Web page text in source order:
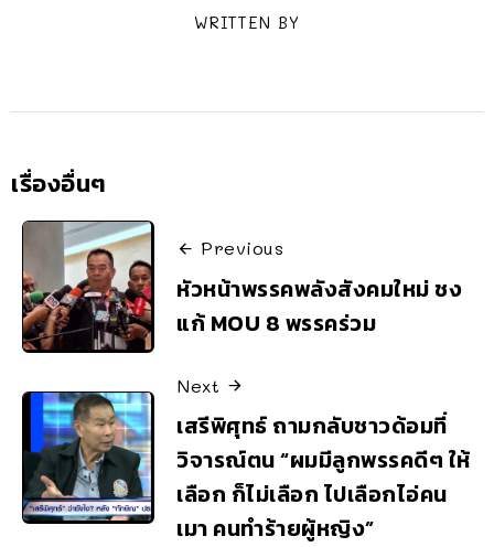
WRITTEN BY
เรื่องอื่นๆ
Previous
หัวหน้าพรรคพลังสังคมใหม่ ชง
แก้ MOU 8 พรรคร่วม
Next
เสรีพิศุทธ์ ถามกลับชาวด้อมที่
วิจารณ์ตน “ผมมีลูกพรรคดีๆ ให้
เลือก ก็ไม่เลือก ไปเลือกไอ่คน
เมา คนทำร้ายผู้หญิง”